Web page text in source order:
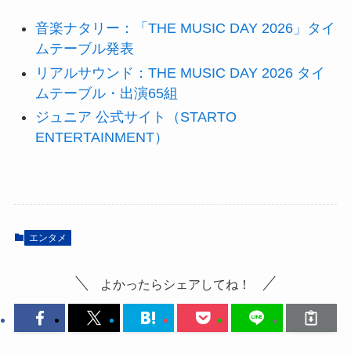
音楽ナタリー：「THE MUSIC DAY 2026」タイ
ムテーブル発表
リアルサウンド：THE MUSIC DAY 2026 タイ
ムテーブル・出演65組
ジュニア 公式サイト（STARTO
ENTERTAINMENT）
エンタメ
よかったらシェアしてね！